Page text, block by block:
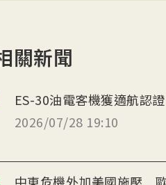
關新聞
2026/07/28 19:10